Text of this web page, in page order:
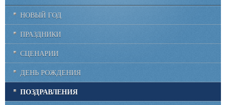
НОВЫЙ ГОД
ПРАЗДНИКИ
СЦЕНАРИИ
ДЕНЬ РОЖДЕНИЯ
ПОЗДРАВЛЕНИЯ